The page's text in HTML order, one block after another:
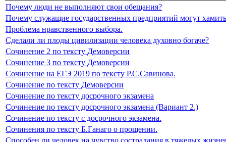
Почему люди не выполняют свои обещания?
Почему служащие государственных предприятий могут
Проблема нравственного выбора.
Сделали ли плоды цивилизации человека духовно богаче?
Сочинение 2 по тексту Демоверсии
Сочинение 3 по тексту Демоверсии
Сочинение на ЕГЭ 2019 по тексту Р.С.Савинова.
Сочинение по тексту Демоверсии
Сочинение по тексту досрочного экзамена
Сочинение по тексту досрочного экзамена (Вариант 2.)
Сочинение по тексту с досрочного экзамена.
Сочинения по тексту Б.Ганаго о прощении.